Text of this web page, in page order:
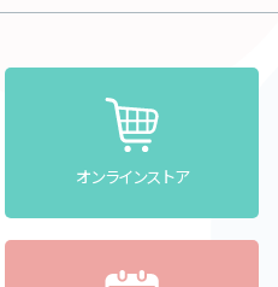
オンラインストア